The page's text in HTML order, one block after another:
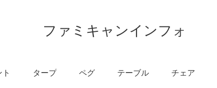
ファミキャンインフォ
タープ ペグ テーブル チェア